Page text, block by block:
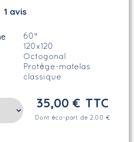
1 avis
60°
120x120
Octogonal
Protège-matelas
classique
35,00 € TTC
Dont éco-part de 2.00 €